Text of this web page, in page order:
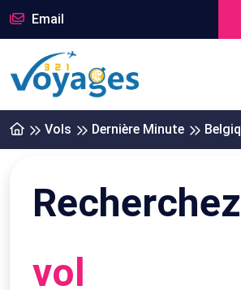
Email
Vols Dernière Minute
Recherchez
vol